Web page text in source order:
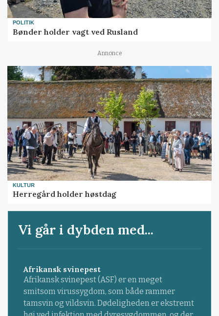
POLITIK
Bønder holder vagt ved Rusland
Annonce
KULTUR
Herregård holder høstdag
Vi går i dybden med...
Afrikansk svinepest
Afrikansk svinepest (ASF) er en meget
smitsom virussygdom, som både rammer
tamsvin og vildsvin. Dødeligheden er ekstremt